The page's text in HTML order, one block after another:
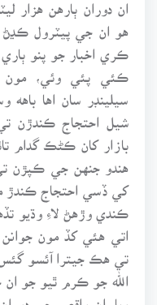
ان دوران ٻارهن هزار
هو ان جي پيٽرول
ڪري اخبار جو پنو
ڪئي پئي وئي، مون
سيلينڊر سان اها
شيل احتجاج ڪندڙن تي
هندو جنهن جي ڪپڙن
کي ڏسي احتجاج ڪندڙ
ڪندي وڙهڻ لاءِ وڌيو
اتي هئي کڏ مون جوانن
تي هڪ جيترا آئسو گئس
الله جو ڪرم ٿيو جو
ويا. ان واقعي جي